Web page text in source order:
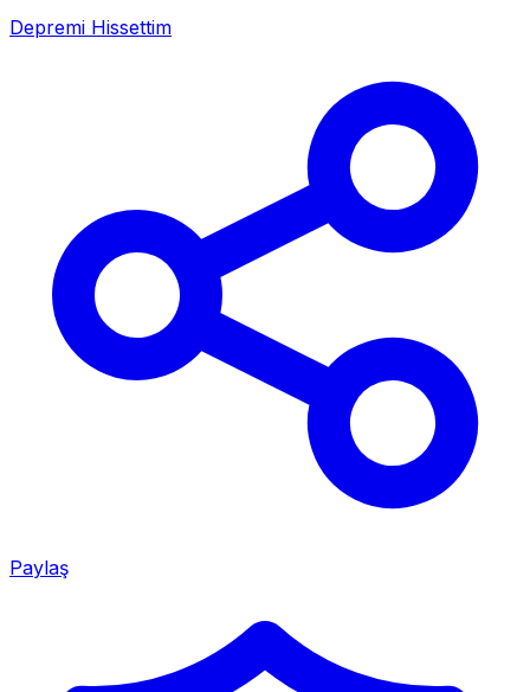
Depremi Hissettim
Paylaş